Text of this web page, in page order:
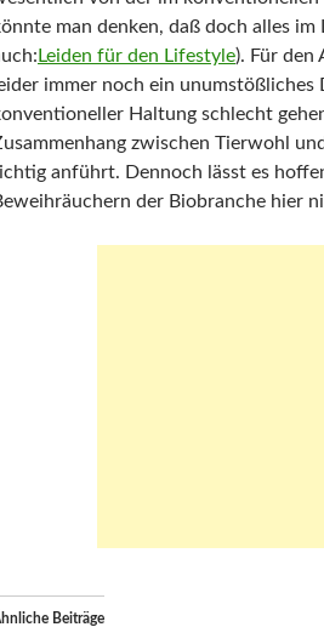
man denken, daß doch alles im
Leiden für den Lifestyle). Für den
immer noch ein unumstößliches
Haltung schlecht
zwischen Tierwohl
anführt. Dennoch lässt es
der Biobranche hier
Beiträge